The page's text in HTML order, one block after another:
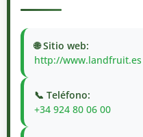
🌐 Sitio web:
http://www.landfruit.es
📞 Teléfono:
+34 924 80 06 00